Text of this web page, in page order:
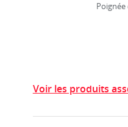
Voir les produits